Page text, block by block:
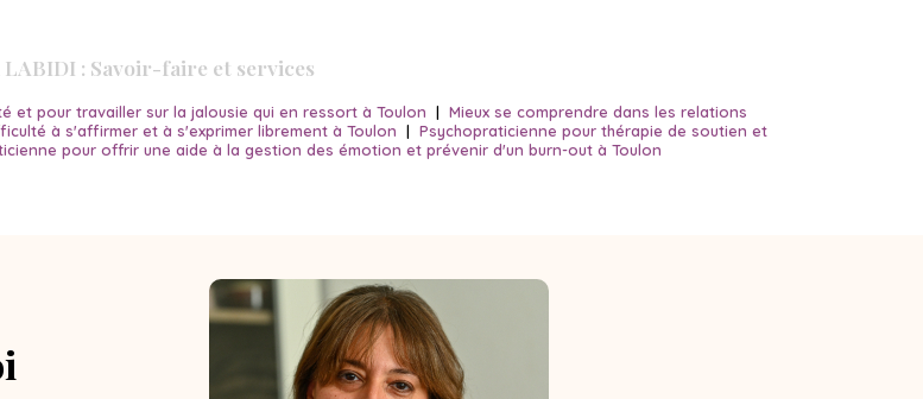
LABIDI : Savoir-faire et services
et pour travailler sur la jalousie qui en ressort à Toulon | Mieux se comprendre dans les relations
à s'affirmer et à s'exprimer librement à Toulon | Psychopraticienne pour thérapie de soutien et
pour offrir une aide à la gestion des émotion et prévenir d'un burn-out à Toulon